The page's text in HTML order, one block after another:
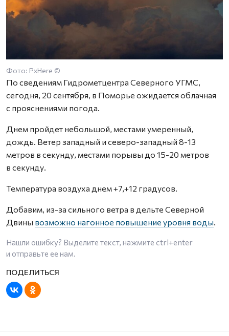
Фото: PxHere ©
По сведениям Гидрометцентра Северного УГМС,
сегодня, 20 сентября, в Поморье ожидается облачная
с прояснениями погода.
Днем пройдет небольшой, местами умеренный,
дождь. Ветер западный и северо-западный 8-13
метров в секунду, местами порывы до 15-20 метров
в секунду.
Температура воздуха днем +7,+12 градусов.
Добавим, из-за сильного ветра в дельте Северной
Двины возможно нагонное повышение уровня воды.
Нашли ошибку? Выделите текст, нажмите ctrl+enter
и отправьте ее нам.